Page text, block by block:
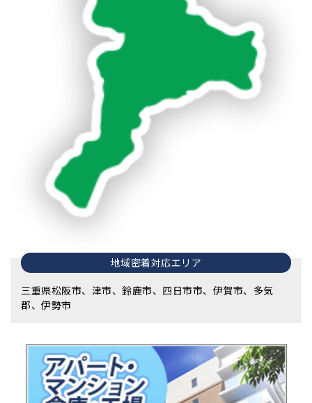
地域密着対応エリア
三重県松阪市、津市、鈴鹿市、四日市市、伊賀市、多気
郡、伊勢市